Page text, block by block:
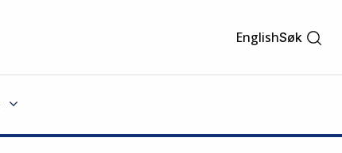
EnglishSøk